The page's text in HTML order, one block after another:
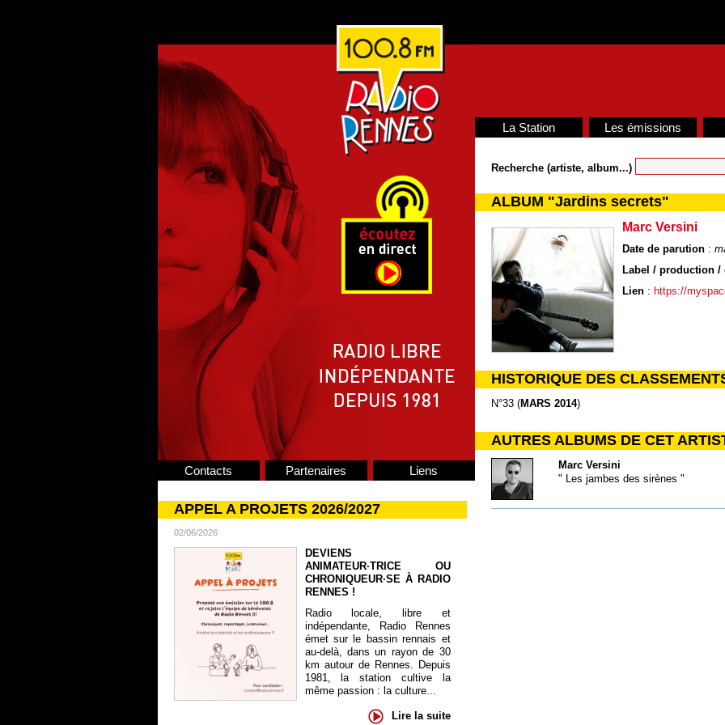
Contacts Partenaires Liens
APPEL A PROJETS 2026/2027
02/06/2026
DEVIENS
ANIMATEUR·TRICE OU
CHRONIQUEUR·SE À RADIO
RENNES !
Radio locale, libre et
indépendante, Radio Rennes
émet sur le bassin rennais et
au-delà, dans un rayon de 30
km autour de Rennes. Depuis
1981, la station cultive la
même passion : la culture...
Lire la suite
La Station Les émissions
Recherche (artiste, album...)
ALBUM "Jardins secrets"
Marc Versini
Date de parution:
Label / production
Lien: https://
HISTORIQUE DES
N°33 (MARS 2014)
AUTRES ALBUMS DE CET
Marc Versini
" Les jambes des sirènes "